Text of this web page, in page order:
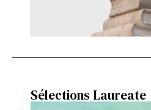
Sélections Laureate